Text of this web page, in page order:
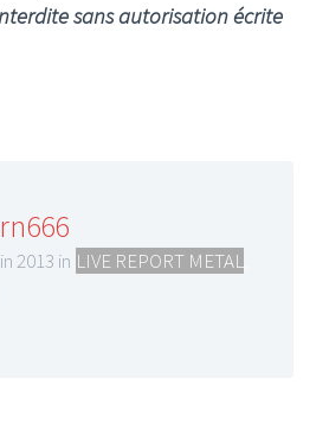
sans autorisation écrite
2013 in LIVE REPORT METAL